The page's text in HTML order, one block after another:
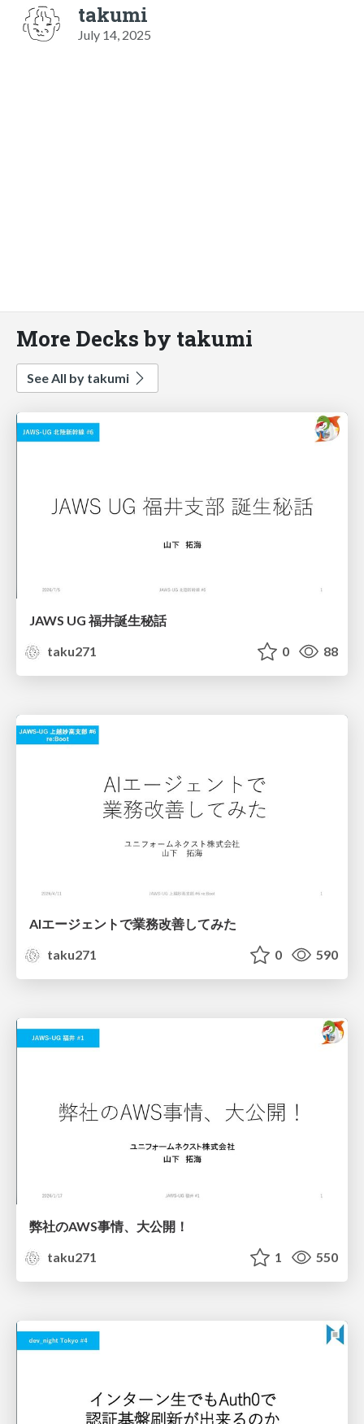
takumi
July 14, 2025
More Decks by takumi
See All by takumi
JAWS UG 福井誕生秘話
taku271
0 88
AIエージェントで業務改善してみた
taku271
0 590
弊社のAWS事情、大公開！
taku271
1 550